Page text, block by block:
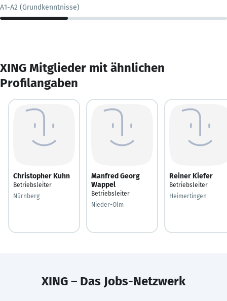
A1-A2 (Grundkenntnisse)
XING Mitglieder mit ähnlichen
Profilangaben
Christopher Kuhn
Betriebsleiter
Nürnberg
Manfred Georg
Wappel
Betriebsleiter
Nieder-Olm
Reiner Kiefer
Betriebsleiter
Heimertingen
XING – Das Jobs-Netzwerk